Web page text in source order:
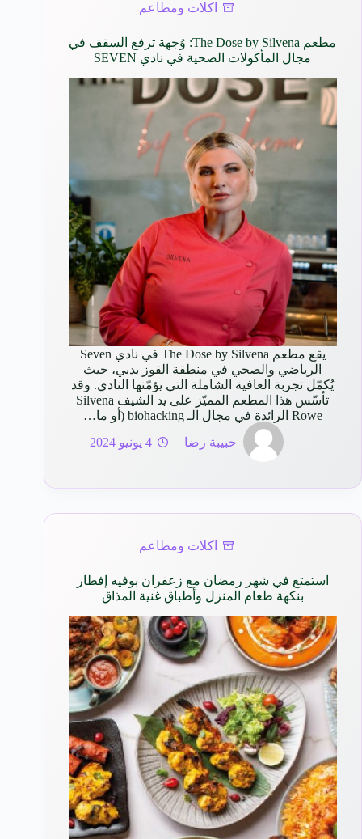
اكلات ومطاعم
مطعم The Dose by Silvena: وُجهة ترفع السقف في
مجال المأكولات الصحية في نادي SEVEN
يقع مطعم The Dose by Silvena في نادي Seven
الرياضي والصحي في منطقة القوز بدبي، حيث
يُكمّل تجربة العافية الشاملة التي يؤمّنها النادي. وقد
تأسّس هذا المطعم المميّز على يد الشيف Silvena
Rowe الرائدة في مجال الـ biohacking (أو ما…
حبيبة رضا
4 يونيو 2024
اكلات ومطاعم
استمتع في شهر رمضان مع زعفران بوفيه إفطار
بنكهة طعام المنزل وأطباق غنية المذاق